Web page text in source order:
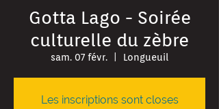
Gotta Lago - Soirée
culturelle du zèbre
sam. 07 févr. Longueuil
Les inscriptions sont closes